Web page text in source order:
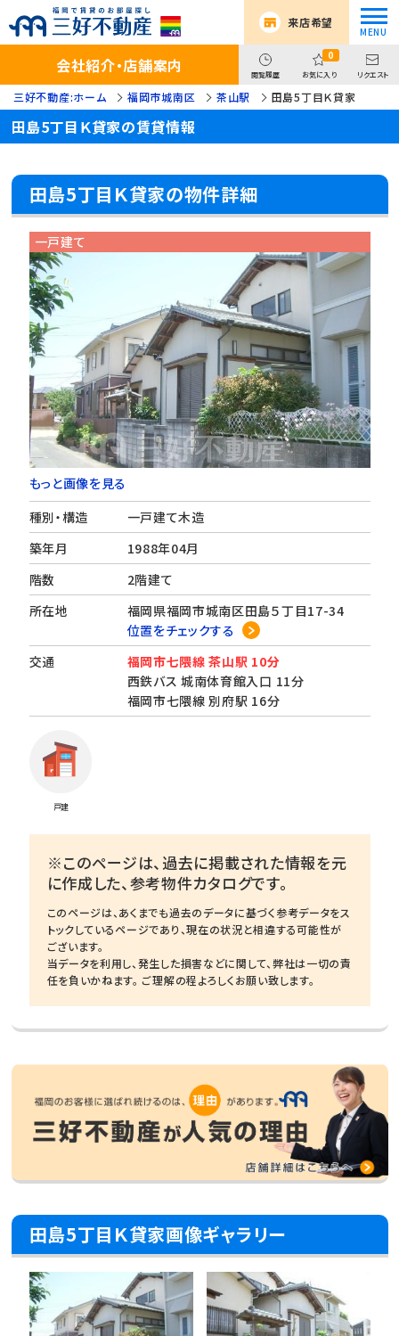
来店希望
会社紹介・店舗案内 閲覧履歴
0
お気に入り リクエスト
三好不動産:ホーム 福岡市城南区 茶山駅 田島5丁目Ｋ貸家
田島5丁目Ｋ貸家の賃貸情報
田島5丁目Ｋ貸家の物件詳細
一戸建て
もっと画像を見る
種別・構造
一戸建て木造
築年月
1988年04月
階数
2階建て
所在地
福岡県福岡市城南区田島５丁目17-34
位置をチェックする
交通
福岡市七隈線 茶山駅 10分
西鉄バス 城南体育館入口 11分
福岡市七隈線 別府駅 16分
戸建
※このページは、過去に掲載された情報を元
に作成した、参考物件カタログです。
このページは、あくまでも過去のデータに基づく参考データをス
トックしているページであり、現在の状況と相違する可能性が
ございます。
当データを利用し、発生した損害などに関して、弊社は一切の責
任を負いかねます。 ご理解の程よろしくお願い致します。
田島5丁目Ｋ貸家画像ギャラリー